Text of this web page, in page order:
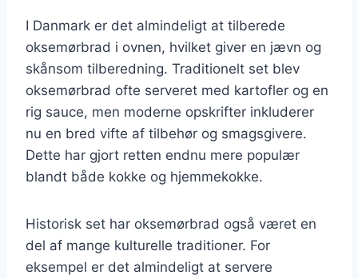
I Danmark er det almindeligt at tilberede
oksemørbrad i ovnen, hvilket giver en jævn og
skånsom tilberedning. Traditionelt set blev
oksemørbrad ofte serveret med kartofler og en
rig sauce, men moderne opskrifter inkluderer
nu en bred vifte af tilbehør og smagsgivere.
Dette har gjort retten endnu mere populær
blandt både kokke og hjemmekokke.
Historisk set har oksemørbrad også været en
del af mange kulturelle traditioner. For
eksempel er det almindeligt at servere